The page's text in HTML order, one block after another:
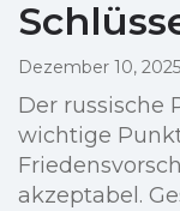
Dezember 10, 2025
Der russische
wichtige
akzeptabel.